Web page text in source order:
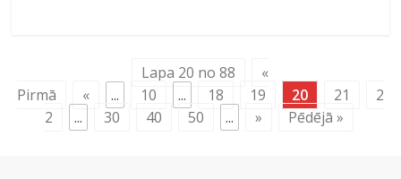
Lapa 20 no 88
«
Pirmā
« ... 10 ... 18 19 20 21
2
2
... 30 40 50 ... » Pēdējā »